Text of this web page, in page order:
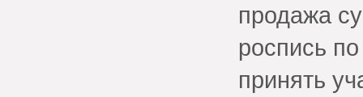
продажа
роспись
принять